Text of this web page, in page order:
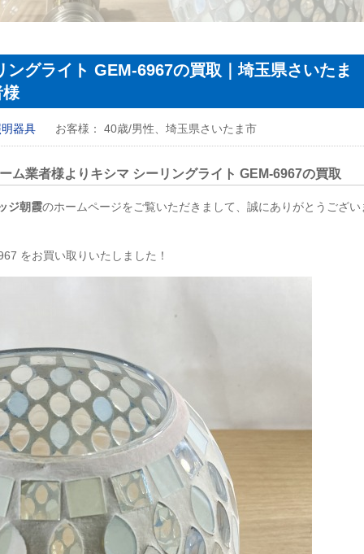
グライト GEM-6967の買取｜埼玉県さいたま
様
器具 お客様： 40歳/男性、埼玉県さいたま市
ム業者様よりキシマ シーリングライト GEM-6967の買取
ジ朝霞のホームページをご覧いただきまして、誠にありがとうござい
をお買い取りいたしました！